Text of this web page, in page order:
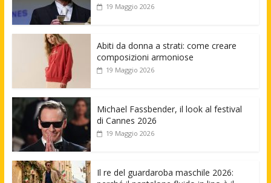
19 Maggio 2026
Abiti da donna a strati: come creare
composizioni armoniose
19 Maggio 2026
Michael Fassbender, il look al festival
di Cannes 2026
19 Maggio 2026
Il re del guardaroba maschile 2026: